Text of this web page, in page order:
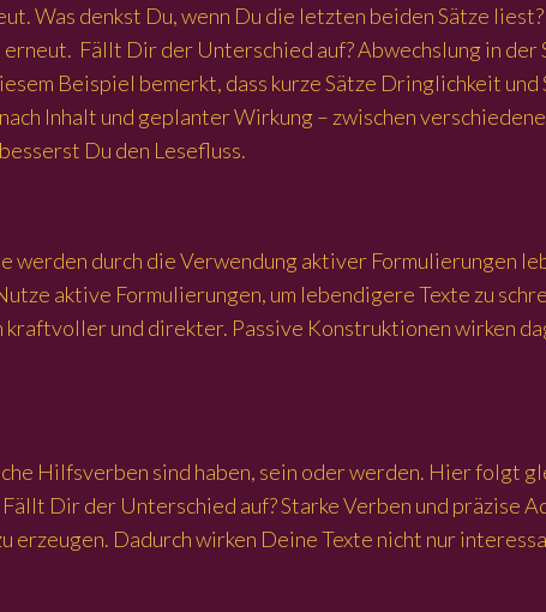
Was denkst Du, wenn Du die letzten beiden Sätze
Fällt Dir der Unterschied auf? Abwechslung in
Beispiel bemerkt, dass kurze Sätze Dringlichkeit und
Inhalt und geplanter Wirkung – zwischen
Du den Lesefluss.
durch die Verwendung aktiver Formulierungen
aktive Formulierungen, um lebendigere Texte zu
und direkter. Passive Konstruktionen wirken
Hilfsverben sind haben, sein oder werden. Hier folgt
Dir der Unterschied auf? Starke Verben und präzise
Dadurch wirken Deine Texte nicht nur